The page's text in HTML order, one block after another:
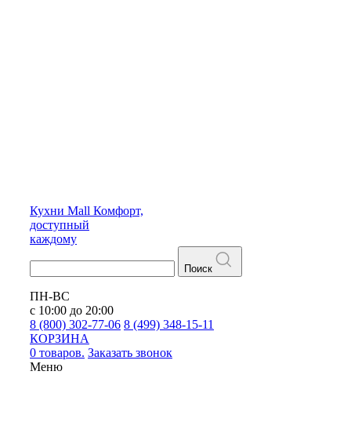
Кухни Mall Комфорт,
доступный
каждому
Поиск
ПН-ВС
с 10:00 до 20:00
8 (800) 302-77-06 8 (499) 348-15-11
КОРЗИНА
0 товаров. Заказать звонок
Меню